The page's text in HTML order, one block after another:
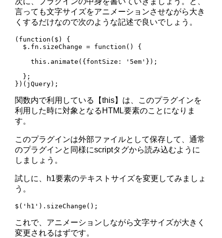
言っても文字サイズをアニメーションさせながら大き
くするだけなので次のような記述で良いでしょう。
(function($) {
  $.fn.sizeChange = function() {
    this.animate({fontSize: '5em'});
  };
関数内で利用している【this】は、このプラグインを
利用した時に対象となるHTML要素のことになりま
す。
このプラグインは外部ファイルとして保存して、通常
のプラグインと同様にscriptタグから読み込むように
しましょう。
試しに、h1要素のテキストサイズを変更してみましょ
う。
これで、アニメーションしながら文字サイズが大きく
変更されるはずです。